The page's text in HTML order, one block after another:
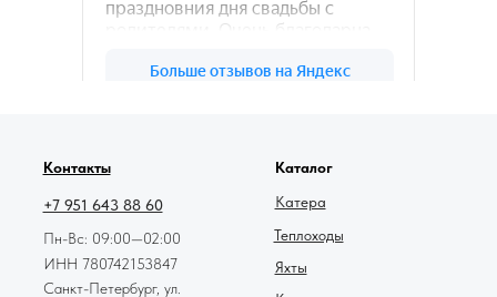
Контакты
+7 951 643 88 60
Пн-Вс: 09:00—02:00
ИНН 780742153847
Санкт-Петербург, ул.
Каталог
Яхты
Теплоходы
Катера